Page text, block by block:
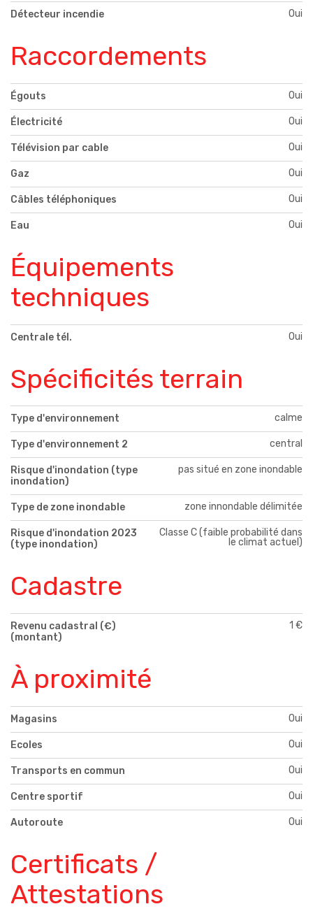
Détecteur incendie Oui
Raccordements
Égouts Oui
Électricité Oui
Télévision par cable Oui
Gaz Oui
Câbles téléphoniques Oui
Eau Oui
Équipements
techniques
Centrale tél. Oui
Spécificités terrain
Type d'environnement calme
Type d'environnement 2 central
Risque d'inondation (type
inondation)
pas situé en zone inondable
Type de zone inondable zone innondable délimitée
Risque d'inondation 2023
(type inondation)
Classe C (faible probabilité dans
le climat actuel)
Cadastre
Revenu cadastral (€)
(montant)
1 €
À proximité
Magasins Oui
Ecoles Oui
Transports en commun Oui
Centre sportif Oui
Autoroute Oui
Certificats /
Attestations